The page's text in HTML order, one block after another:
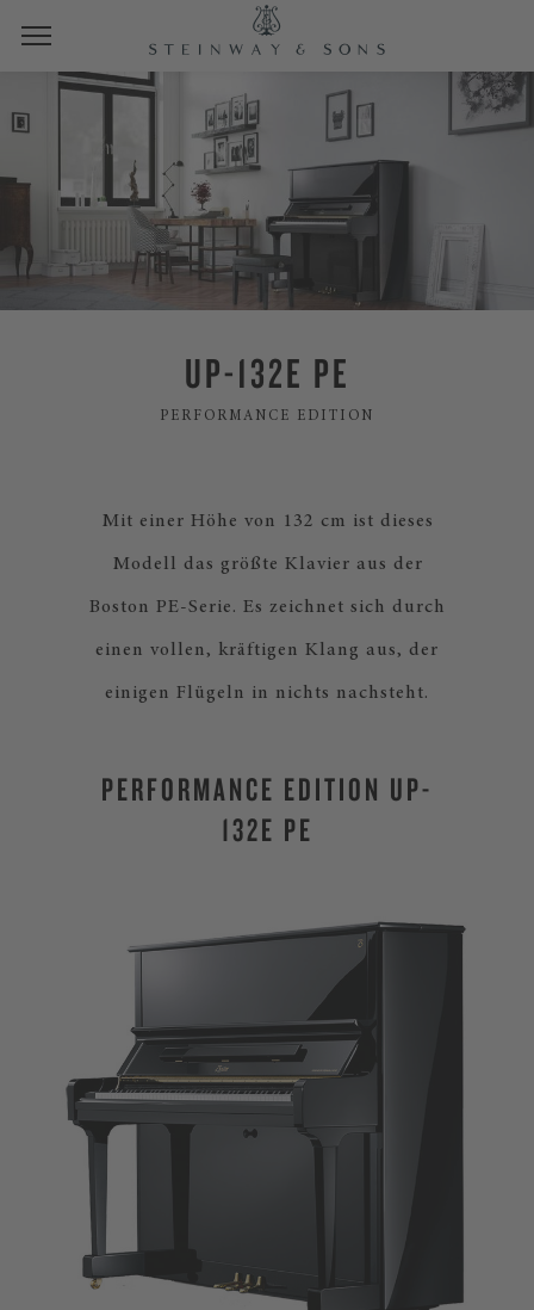
UP-132E PE
PERFORMANCE EDITION
Mit einer Höhe von 132 cm ist dieses
Modell das größte Klavier aus der
Boston PE-Serie. Es zeichnet sich durch
einen vollen, kräftigen Klang aus, der
einigen Flügeln in nichts nachsteht.
PERFORMANCE EDITION UP-
132E PE